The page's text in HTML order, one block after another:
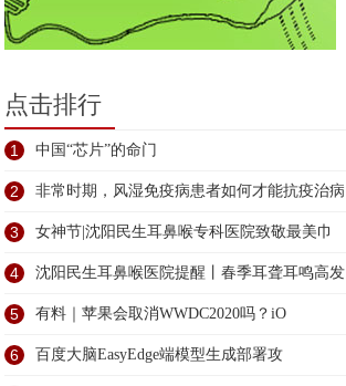
点击排行
1 中国“芯片”的命门
2 非常时期，风湿免疫病患者如何才能抗疫治病
3 女神节|沈阳民生耳鼻喉专科医院致敬最美巾
4 沈阳民生耳鼻喉医院提醒丨春季耳聋耳鸣高发
5 有料｜苹果会取消WWDC2020吗？iO
6 百度大脑EasyEdge端模型生成部署攻